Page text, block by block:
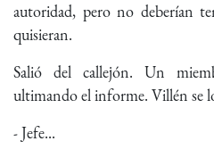
autoridad, pero no deberían
quisieran.
Salió del callejón. Un
ultimando el informe. Villén se
- Jefe...